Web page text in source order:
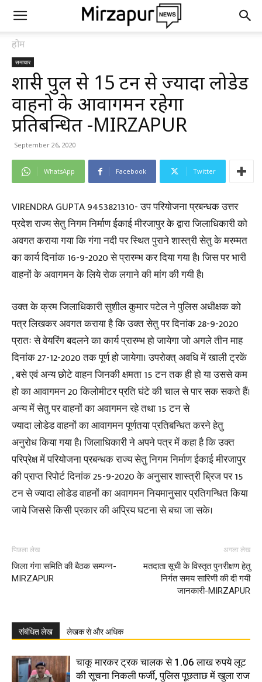
होम
समाचार
शास्त्री पुल से 15 टन से ज्यादा लोडेड
वाहनो के आवागमन रहेगा
प्रतिबन्धित -MIRZAPUR
September 26, 2020
WhatsApp Facebook Twitter
VIRENDRA GUPTA 9453821310- उप परियोजना प्रबन्धक उत्तर
प्रदेश राज्य सेतु निगम निर्माण ईकाई मीरजापुर के द्वारा जिलाधिकारी को
अवगत कराया गया कि गंगा नदी पर स्थित पुराने शास्त्री सेतु के मरम्मत
का कार्य दिनांक 16-9-2020 से प्रारम्भ कर दिया गया है। जिस पर भारी
वाहनों के अवागमन के लिये रोक लगाने की मांग की गयी है।
उक्त के क्रम जिलाधिकारी सुशील कुमार पटेल ने पुलिस अधीक्षक को
पत्र लिखकर अवगत कराया है कि उक्त सेतु पर दिनांक 28-9-2020
प्रातः से वेयरिंग बदलने का कार्य प्रारम्भ हो जायेगा जो अगले तीन माह
दिनांक 27-12-2020 तक पूर्ण हो जायेगा। उपरोक्त् अवधि में खाली ट्रकें
, बसे एवं अन्य छोटे वाहन जिनकी क्षमता 15 टन तक ही हो या उससे कम
हो का आवागमन 20 किलोमीटर प्रति घंटे की चाल से पार सक सकते हैं।
अन्य में सेतु पर वाहनों का अवागमन रहे तथा 15 टन से
ज्यादा लोडेड वाहनों का आवागमन पूर्णतया प्रतिबन्धित करने हेतु
अनुरोध किया गया है। जिलाधिकारी ने अपने पत्र में कहा है कि उक्त
परिप्रेक्ष में परियोजना प्रबन्धक राज्य सेतु निगम निर्माण ईकाई मीरजापुर
की प्राप्त रिपोर्ट दिनांक 25-9-2020 के अनुसार शास्त्री ब्रिज पर 15
टन से ज्यादा लोडेड वाहनों का अवागमन नियमानुसार प्रतिगन्धित किया
जाये जिससे किसी प्रकार की अप्रिय घटना से बचा जा सके।
पिछला लेख
जिला गंगा समिति की बैठक सम्पन्न-
MIRZAPUR
अगला लेख
मतदाता सूची के विस्तृत पुनरीक्षण हेतु
निर्गत समय सारिणी की दी गयी
जानकारी-MIRZAPUR
संबंधित लेख लेखक से और अधिक
चाकू मारकर ट्रक चालक से 1.06 लाख रुपये लूट
की सूचना निकली फर्जी, पुलिस पूछताछ में खुला राज